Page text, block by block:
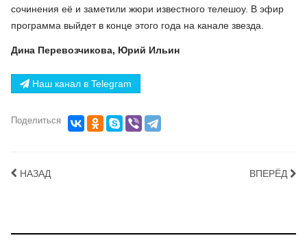
сочинения её и заметили жюри известного телешоу. В эфир
программа выйдет в конце этого года на канале звезда.
Дина Перевозчикова, Юрий Ильин
Наш канал в Telegram
Поделиться
НАЗАД ВПЕРЁД